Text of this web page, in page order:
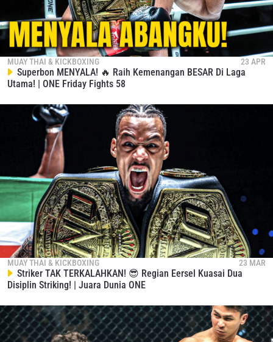
MUAY THAI & KICKBOXING 23 APR
Superbon MENYALA! 🔥 Raih Kemenangan BESAR Di Laga
Utama! | ONE Friday Fights 58
MUAY THAI & KICKBOXING 23 MAR
Striker TAK TERKALAHKAN! 😎 Regian Eersel Kuasai Dua
Disiplin Striking! | Juara Dunia ONE
LAWAN
GELARAN
LIHAT SOROTAN TERBAIK
IKUTI PERKEMBANGAN TERBARU
Bawa ONE Championship kemana pun anda pergi!
Daftar sekarang untuk mendapat akses ke berita
terbaru, tawaran spesial, dan akses awal untuk kursi
terbaik di gelaran langsung kami.
EMAIL
NAMA
BERLANGGANAN